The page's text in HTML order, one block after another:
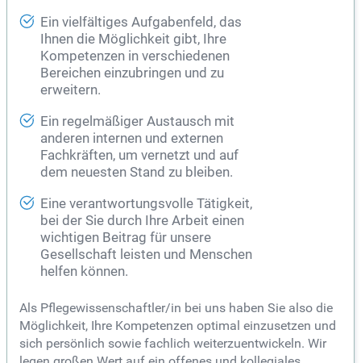
Ein vielfältiges Aufgabenfeld, das
Ihnen die Möglichkeit gibt, Ihre
Kompetenzen in verschiedenen
Bereichen einzubringen und zu
erweitern.
Ein regelmäßiger Austausch mit
anderen internen und externen
Fachkräften, um vernetzt und auf
dem neuesten Stand zu bleiben.
Eine verantwortungsvolle Tätigkeit,
bei der Sie durch Ihre Arbeit einen
wichtigen Beitrag für unsere
Gesellschaft leisten und Menschen
helfen können.
Als Pflegewissenschaftler/in bei uns haben Sie also die
Möglichkeit, Ihre Kompetenzen optimal einzusetzen und
sich persönlich sowie fachlich weiterzuentwickeln. Wir